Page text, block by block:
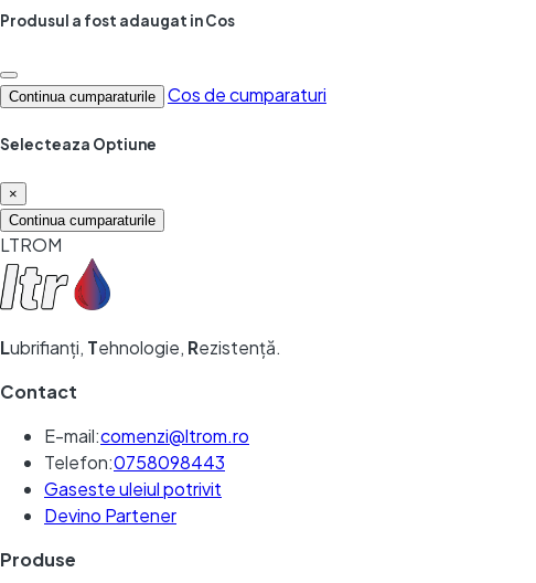
Produsul a fost adaugat in Cos
Continua cumparaturile Cos de cumparaturi
Selecteaza Optiune
×
Continua cumparaturile
LTROM
Lubrifianți, Tehnologie, Rezistență.
Contact
E-mail:comenzi@ltrom.ro
Telefon:0758098443
Gaseste uleiul potrivit
Devino Partener
Produse